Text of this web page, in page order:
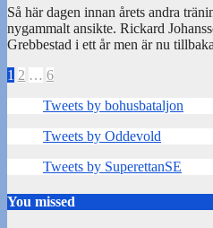
Så här dagen innan årets andra
nygammalt ansikte. Rickard
Grebbestad i ett år men är nu
Sidnumrering
inlägg
1 2 … 6
Tweets by bohusbataljon
Tweets by Oddevold
Tweets by SuperettanSE
You missed